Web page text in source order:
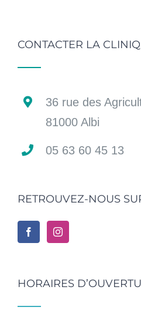
CONTACTER LA
36 rue des
81000 Albi
05 63 60 45 13
RETROUVEZ-NOUS
HORAIRES